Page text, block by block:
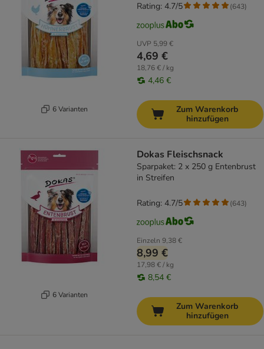
6 Varianten
UVP 5,99 €
4,69 €
18,76 € / kg
4,46 €
Rating: 4.7/5 (643)
Zum Warenkorb
hinzufügen
6 Varianten
Dokas Fleischsnack
Sparpaket: 2 x 250 g Entenbrust
in Streifen
Einzeln 9,38 €
8,99 €
17,98 € / kg
8,54 €
Rating: 4.7/5 (643)
Zum Warenkorb
hinzufügen